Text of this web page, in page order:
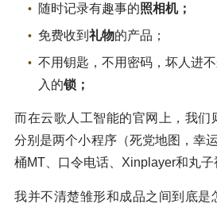
随时记录有趣事的照相机；
免费收到 礼物的产品；
不用钥匙，不用密码，坏人进
入的锁；
而在云歌人工智能的官网上，我们
分别是两个小程序（死党地图，幸
桶MT、口令电话、Xinplayer和丸子
我并不清楚雏形和成品之间到底是